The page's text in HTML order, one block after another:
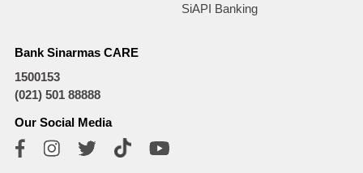
SiAPI Banking
Bank Sinarmas CARE
1500153
(021) 501 88888
Our Social Media